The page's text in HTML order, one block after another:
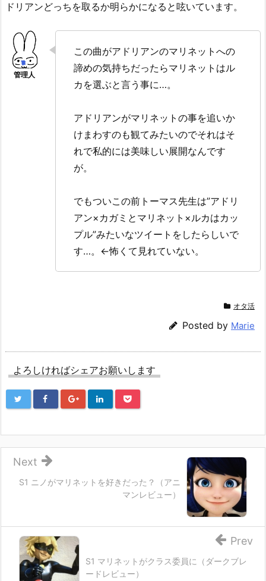
ドリアンどっちを取るか明らかになると呟いています。
この曲がアドリアンのマリネットへの
諦めの気持ちだったらマリネットはル
カを選ぶと言う事に…。
アドリアンがマリネットの事を追いか
けまわすのも観てみたいのでそれはそ
れで私的には美味しい展開なんです
が。
でもついこの前トーマス先生は”アドリ
アン×カガミとマリネット×ルカはカッ
プル”みたいなツイートをしたらしいで
す…。←怖くて見れていない。
オタ活
Posted by Marie
よろしければシェアお願いします
S1 ニノがマリネットを好きだった？（アニ
マンレビュー）
Next
S1 マリネットがクラス委員に（ダークブレ
ードレビュー）
Prev